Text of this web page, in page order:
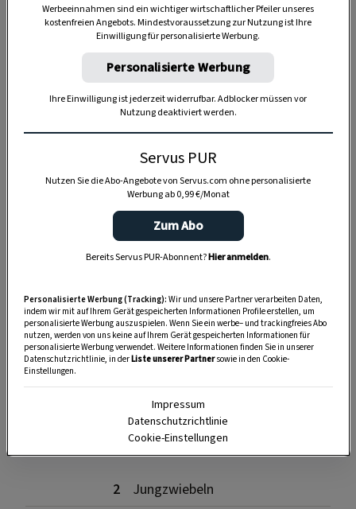
Anzeige
SPEICHERN DRUCKEN
Zutaten
2
Jungzwiebeln
Werbeeinnahmen sind ein wichtiger wirtschaftlicher Pfeiler unseres
kostenfreien Angebots. Mindestvoraussetzung zur Nutzung ist Ihre
Einwilligung für personalisierte Werbung.
Personalisierte Werbung
Ihre Einwilligung ist jederzeit widerrufbar. Adblocker müssen vor
Nutzung deaktiviert werden.
Servus PUR
Nutzen Sie die Abo-Angebote von Servus.com ohne personalisierte
Werbung ab 0,99 €/Monat
Zum Abo
Bereits Servus PUR-Abonnent?Hier anmelden.
Personalisierte Werbung (Tracking): Wir und unsere Partner verarbeiten Daten,
indem wir mit auf Ihrem Gerät gespeicherten Informationen Profile erstellen, um
personalisierte Werbung auszuspielen. Wenn Sie ein werbe– und trackingfreies Abo
nutzen, werden von uns keine auf Ihrem Gerät gespeicherten Informationen für
personalisierte Werbung verwendet. Weitere Informationen finden Sie in unserer
Datenschutzrichtlinie, in derListe unserer Partnersowie in den Cookie-
Einstellungen.
Impressum
Datenschutzrichtlinie
Cookie-Einstellungen